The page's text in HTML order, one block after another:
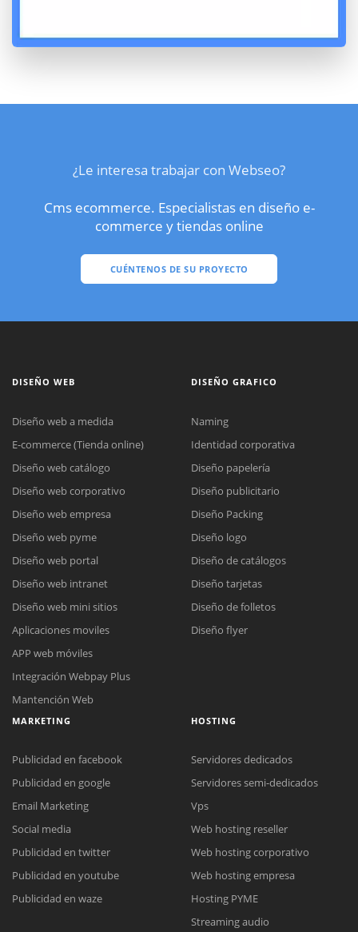
¿Le interesa trabajar con Webseo?
Cms ecommerce. Especialistas en diseño e-
commerce y tiendas online
CUÉNTENOS DE SU PROYECTO
Reunión online
Meet para la reunión online.
Cotización
Chat Online
Todos nuestros ejecutivos están fuera de línea. Complete el formulario
DISEÑO WEB
Diseño web a medida
E-commerce (Tienda online)
Diseño web catálogo
Diseño web corporativo
Diseño web empresa
Diseño web pyme
Diseño web portal
Diseño web intranet
Diseño web mini sitios
Aplicaciones moviles
APP web móviles
Integración Webpay Plus
Mantención Web
DISEÑO GRAFICO
Naming
Identidad corporativa
Diseño papelería
Diseño publicitario
Diseño Packing
Diseño logo
Diseño de catálogos
Diseño tarjetas
Diseño de folletos
Diseño flyer
MARKETING
Publicidad en facebook
Publicidad en google
Email Marketing
Social media
Publicidad en twitter
Publicidad en youtube
Publicidad en waze
HOSTING
Servidores dedicados
Servidores semi-dedicados
Vps
Web hosting reseller
Web hosting corporativo
Web hosting empresa
Hosting PYME
Streaming audio